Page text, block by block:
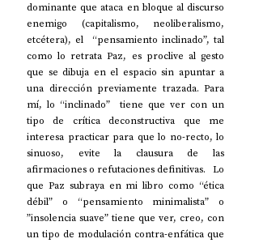
dominante que ataca en bloque al discurso
enemigo (capitalismo, neoliberalismo,
etcétera), el  “pensamiento inclinado”, tal
como lo retrata Paz, es proclive al gesto
que se dibuja en el espacio sin apuntar a
una dirección previamente trazada. Para
mí, lo “inclinado”  tiene que ver con un
tipo de crítica deconstructiva que me
interesa practicar para que lo no-recto, lo
sinuoso, evite la clausura de las
afirmaciones o refutaciones definitivas.   Lo
que Paz subraya en mi libro como “ética
débil” o “pensamiento minimalista” o
”insolencia suave” tiene que ver, creo, con
un tipo de modulación contra-enfática que